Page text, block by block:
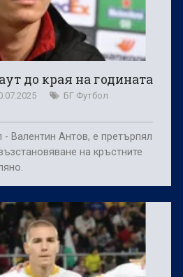
до края на годината
БГ Футбол
- Валентин Антов, е претърпял
на кръстните